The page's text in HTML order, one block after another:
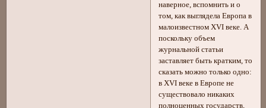
наверное, вспомнить и о
том, как выглядела Европа в
малоизвестном XVI веке. А
поскольку объем
журнальной статьи
заставляет быть кратким, то
сказать можно только одно:
в XVI веке в Европе не
существовало никаких
полноценных государств,